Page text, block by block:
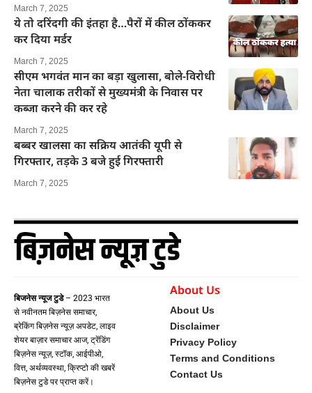
March 7, 2025
ये तो दरिंदगी की इंतहा है…पैरों में कील ठोंककर
कर दिया मर्डर
March 7, 2025
सीएम भगवंत मान का बड़ा खुलासा, बोले-विरोधी
नेता चालाक तरीकों से मुख्यमंत्री के निवास पर
कब्जा करने की कर रहे
March 7, 2025
बब्बर खालसा का सक्रिय आतंकी यूपी से
गिरफ्तार, तड़के 3 बजे हुई गिरफ्तारी
March 7, 2025
बिजनेस न्यूज टुडे– 2023 भारत
से नवीनतम बिज़नेस समाचार,
ब्रेकिंग बिज़नेस न्यूज़ अपडेट, लाइव
शेयर बाज़ार समाचार आज, ट्रेंडिंग
बिज़नेस न्यूज़, स्टॉक, आईपीओ,
वित्त, अर्थव्यवस्था, क्रिप्टो की खबरें
बिज़नेस टुडे पर प्राप्त करें।
About Us
About Us
Disclaimer
Privacy Policy
Terms and Conditions
Contact Us